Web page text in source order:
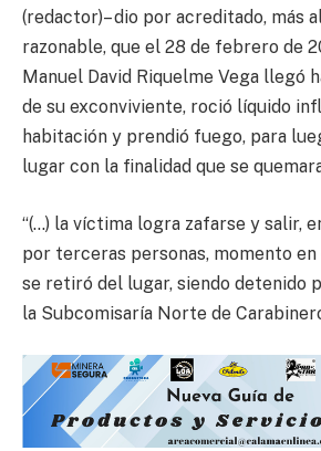
(redactor)– dio por acreditado, más
razonable, que el 28 de febrero de
Manuel David Riquelme Vega llegó
de su exconviviente, roció líquido
habitación y prendió fuego, para
lugar con la finalidad que se
“(…) la víctima logra zafarse y salir,
por terceras personas, momento
se retiró del lugar, siendo detenido
la Subcomisaría Norte de